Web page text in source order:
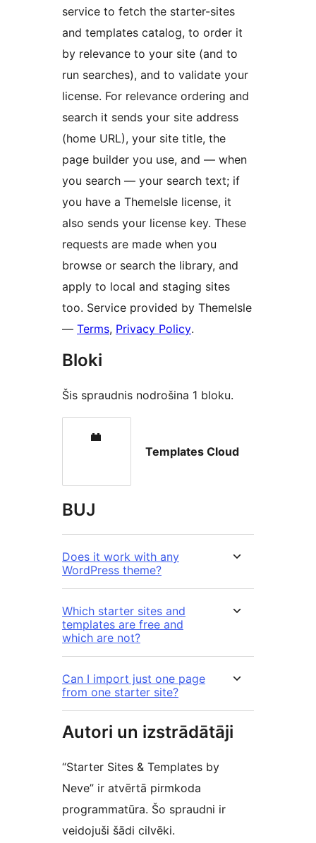
service to fetch the starter-sites
and templates catalog, to order it
by relevance to your site (and to
run searches), and to validate your
license. For relevance ordering and
search it sends your site address
(home URL), your site title, the
page builder you use, and — when
you search — your search text; if
you have a ThemeIsle license, it
also sends your license key. These
requests are made when you
browse or search the library, and
apply to local and staging sites
too. Service provided by ThemeIsle
— Terms, Privacy Policy.
Bloki
Šis spraudnis nodrošina 1 bloku.
Templates Cloud
BUJ
Does it work with any
WordPress theme?
Which starter sites and
templates are free and
which are not?
Can I import just one page
from one starter site?
Autori un izstrādātāji
“Starter Sites & Templates by
Neve” ir atvērtā pirmkoda
programmatūra. Šo spraudni ir
veidojuši šādi cilvēki.